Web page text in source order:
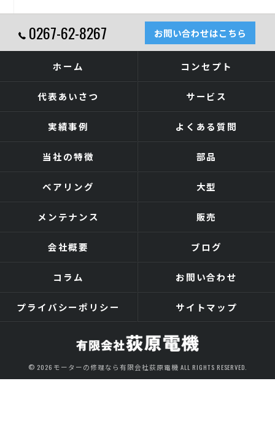
0267-62-8267 お問い合わせはこちら
ホーム コンセプト
代表あいさつ サービス
実績事例 よくある質問
当社の特徴 部品
ベアリング 大型
メンテナンス 販売
会社概要 ブログ
コラム お問い合わせ
プライバシーポリシー サイトマップ
© 2026 モーターの修理なら有限会社荻原電機 ALL RIGHTS RESERVED.